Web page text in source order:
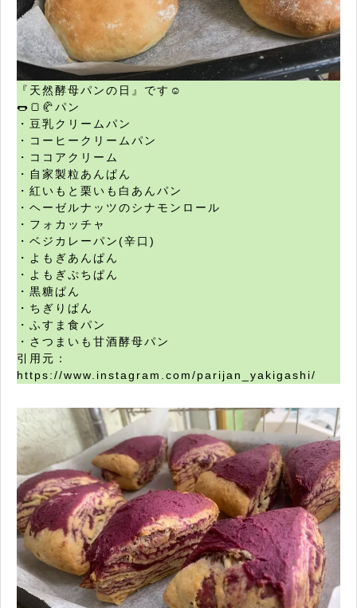
『天然酵母パンの日』です☺︎
🌭🍞🥐パン
・豆乳クリームパン
・コーヒークリームパン
・ココアクリーム
・自家製粒あんぱん
・紅いもと栗いも白あんパン
・ヘーゼルナッツのシナモンロール
・フォカッチャ
・ベジカレーパン(辛口)
・よもぎあんぱん
・よもぎぷちぱん
・黒糖ぱん
・ちぎりぱん
・ふすま食パン
・さつまいも甘酒酵母パン
引用元：
https://www.instagram.com/parijan_yakigashi/